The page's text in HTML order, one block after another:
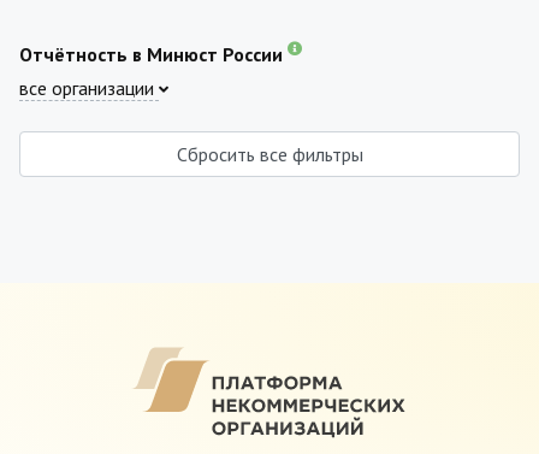
Отчётность в Минюст России
все организации
Сбросить все фильтры